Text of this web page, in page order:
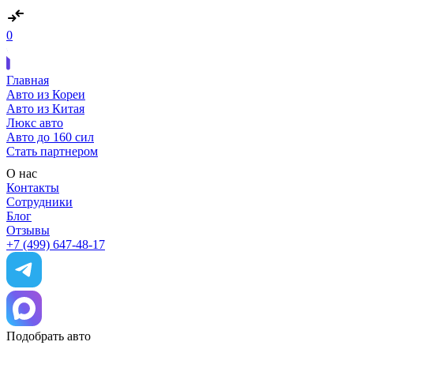
0
Главная
Авто из Кореи
Авто из Китая
Люкс авто
Авто до 160 сил
Стать партнером
О нас
Контакты
Сотрудники
Блог
Отзывы
+7 (499) 647-48-17
Подобрать авто